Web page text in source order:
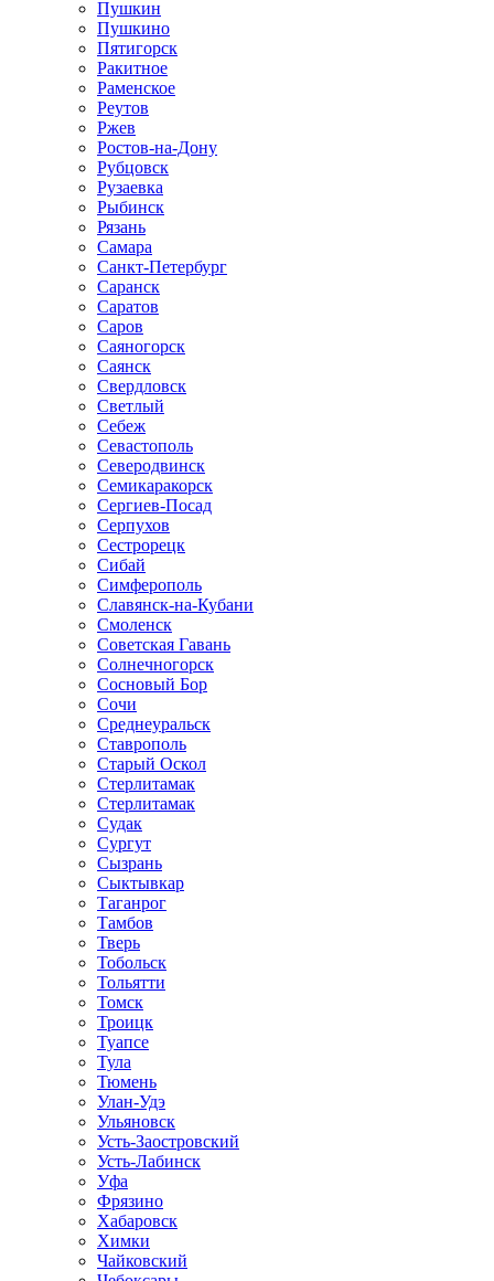
Пушкин
Пушкино
Пятигорск
Ракитное
Раменское
Реутов
Ржев
Ростов-на-Дону
Рубцовск
Рузаевка
Рыбинск
Рязань
Самара
Санкт-Петербург
Саранск
Саратов
Саров
Саяногорск
Саянск
Свердловск
Светлый
Себеж
Севастополь
Северодвинск
Семикаракорск
Сергиев-Посад
Серпухов
Сестрорецк
Сибай
Симферополь
Славянск-на-Кубани
Смоленск
Советская Гавань
Солнечногорск
Сосновый Бор
Сочи
Среднеуральск
Ставрополь
Старый Оскол
Стерлитамак
Стерлитамак
Судак
Сургут
Сызрань
Сыктывкар
Таганрог
Тамбов
Тверь
Тобольск
Тольятти
Томск
Троицк
Туапсе
Тула
Тюмень
Улан-Удэ
Ульяновск
Усть-Заостровский
Усть-Лабинск
Уфа
Фрязино
Хабаровск
Химки
Чайковский